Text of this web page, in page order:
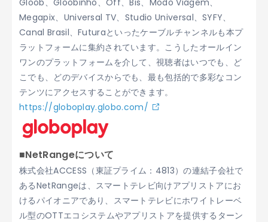
Gloob、Gloobinho、Off、Bis、Modo Viagem、
Megapix、Universal TV、Studio Universal、SYFY、
Canal Brasil、Futuraといったケーブルチャンネルも本プ
ラットフォームに集約されています。こうしたオールイン
ワンのプラットフォームを介して、視聴者はいつでも、ど
こでも、どのデバイスからでも、最も包括的で多彩なコン
テンツにアクセスすることができます。
https://globoplay.globo.com/
■NetRangeについて
株式会社ACCESS（東証プライム：4813）の連結子会社で
あるNetRangeは、スマートテレビ向けアプリストアにお
けるパイオニアであり、スマートテレビにホワイトレーベ
ル型のOTTエコシステムやアプリストアを提供するターン